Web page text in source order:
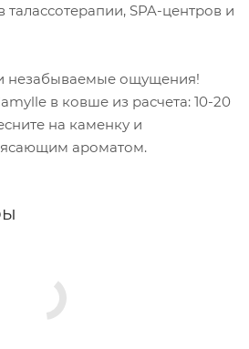
SPA-центров и
незабываемые ощущения!
в ковше из расчета: 10-20
на каменку и
ароматом.